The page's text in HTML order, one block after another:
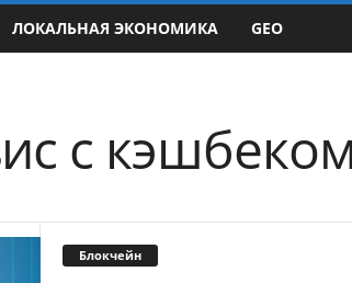
ЛОКАЛЬНАЯ ЭКОНОМИКА GEO
с
Блокчейн